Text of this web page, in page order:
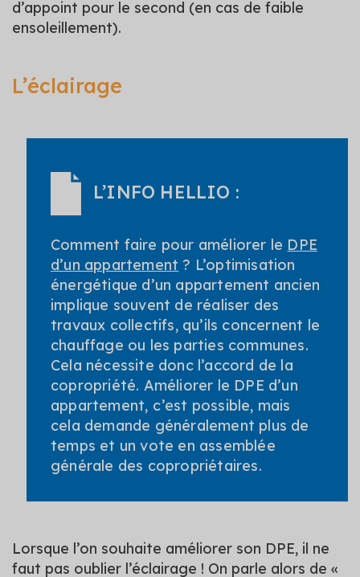
d’appoint pour le second (en cas de faible
ensoleillement).
L’éclairage
L’INFO HELLIO :
Comment faire pour améliorer le DPE
d’un appartement ? L’optimisation
énergétique d’un appartement ancien
implique souvent de réaliser des
travaux collectifs, qu’ils concernent le
chauffage ou les parties communes.
Cela nécessite donc l’accord de la
copropriété. Améliorer le DPE d’un
appartement, c’est possible, mais
cela demande généralement plus de
temps et un vote en assemblée
générale des copropriétaires.
Lorsque l’on souhaite améliorer son DPE, il ne
faut pas oublier l’éclairage ! On parle alors de «